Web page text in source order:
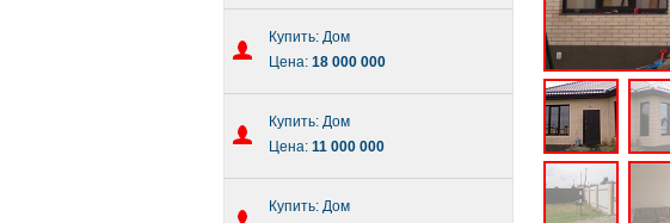
Купить: Дом
Цена: 18 000 000
Купить: Дом
Цена: 11 000 000
Купить: Дом